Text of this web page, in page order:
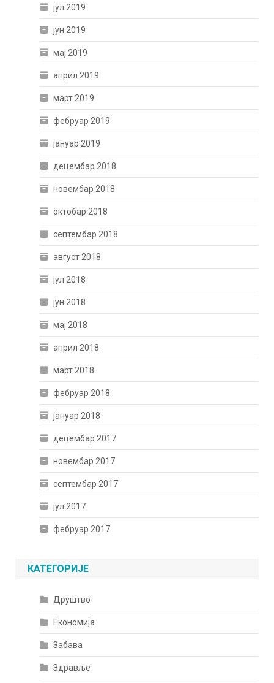
јул 2019
јун 2019
мај 2019
април 2019
март 2019
фебруар 2019
јануар 2019
децембар 2018
новембар 2018
октобар 2018
септембар 2018
август 2018
јул 2018
јун 2018
мај 2018
април 2018
март 2018
фебруар 2018
јануар 2018
децембар 2017
новембар 2017
септембар 2017
јул 2017
фебруар 2017
КАТЕГОРИЈЕ
Друштво
Економија
Забава
Здравље